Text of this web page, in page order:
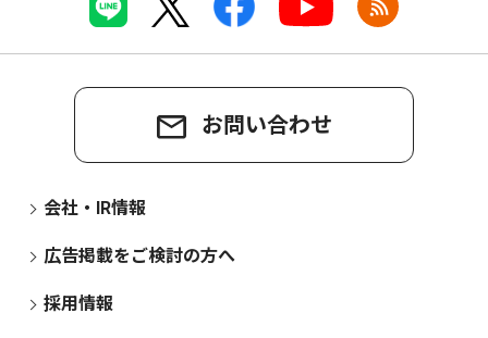
お問い合わせ
会社・IR情報
広告掲載をご検討の方へ
採用情報